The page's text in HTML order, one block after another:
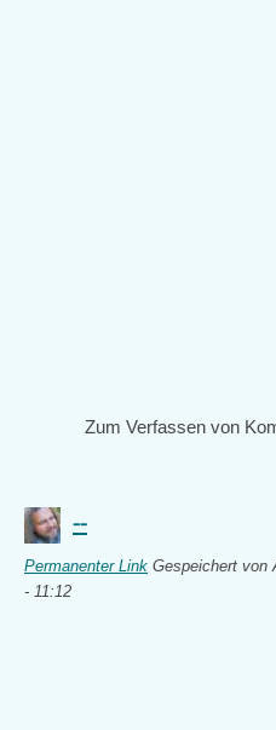
Zum Verfassen von
--
Permanenter Link Gespeichert von
- 11:12